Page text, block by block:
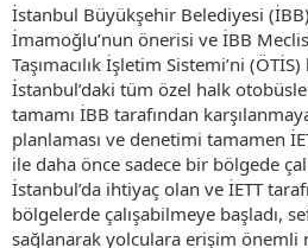
İstanbul Büyükşehir Belediyesi
İmamoğlu’nun önerisi ve İBB
Taşımacılık İşletim Sistemi’ni
İstanbul’daki tüm özel halk
tamamı İBB tarafından
planlaması ve denetimi tamamen
ile daha önce sadece bir bölgede
İstanbul’da ihtiyaç olan ve İETT
bölgelerde çalışabilmeye başladı,
sağlanarak yolculara erişim önemli